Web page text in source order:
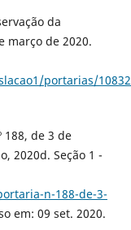
da
março de 2020.
portarias/
188, de 3 de
2020d. Seção 1 -
n-188-de-3-
em: 09 set. 2020.